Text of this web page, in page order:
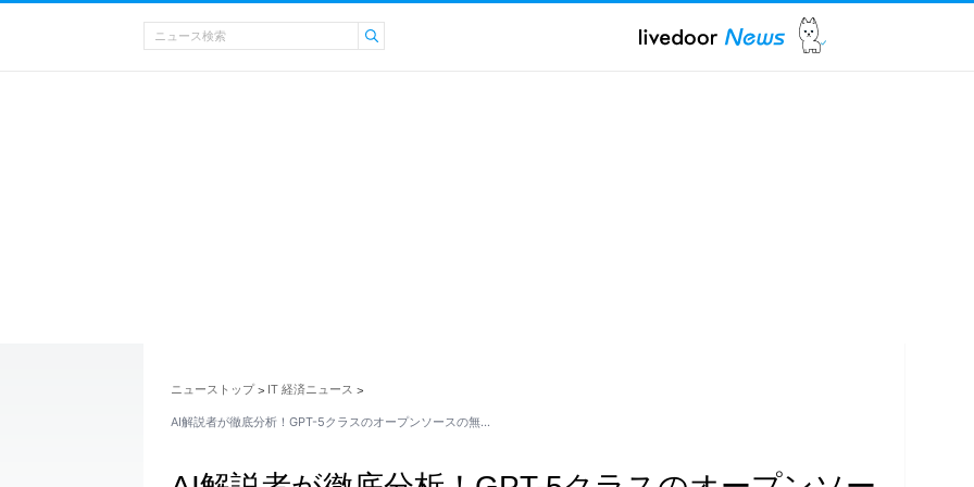
ニューストップ > IT 経済ニュース >
AI解説者が徹底分析！GPT-5クラスのオープンソースの無…